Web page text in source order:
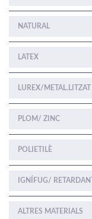
NATURAL
LATEX
LUREX/METAL.LITZAT
PLOM/ ZINC
POLIETILÈ
IGNÍFUG/ RETARDANT
ALTRES MATERIALS